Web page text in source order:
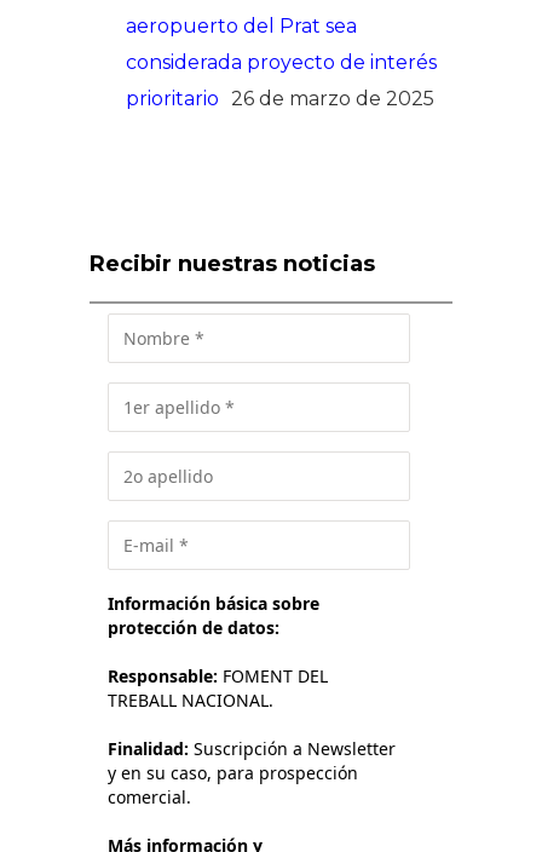
aeropuerto del Prat sea
considerada proyecto de interés
prioritario 26 de marzo de 2025
Recibir nuestras noticias
Información básica sobre
protección de datos:
Responsable: FOMENT DEL
TREBALL NACIONAL.
Finalidad: Suscripción a Newsletter
y en su caso, para prospección
comercial.
Más información y